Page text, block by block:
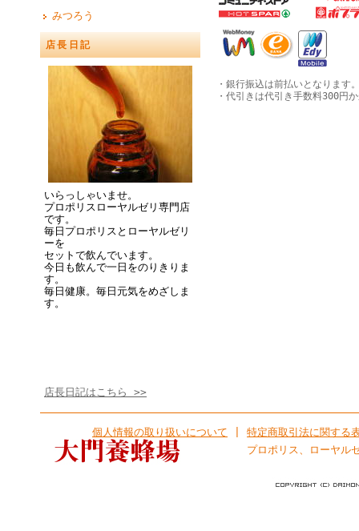
みつろう
店長日記
いらっしゃいませ。
プロポリスローヤルゼリ専門店
です。
毎日プロポリスとローヤルゼリ
ーを
セットで飲んでいます。
今日も飲んで一日をのりきりま
す。
毎日健康。毎日元気をめざしま
す。
店長日記はこちら >>
・銀行振込は前払いとなります
・代引きは代引き手数料300円
個人情報の取り扱いについて
特定商取引法に関する
プロポリス、ローヤル